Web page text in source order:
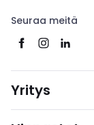
Seuraa meitä
Yritys